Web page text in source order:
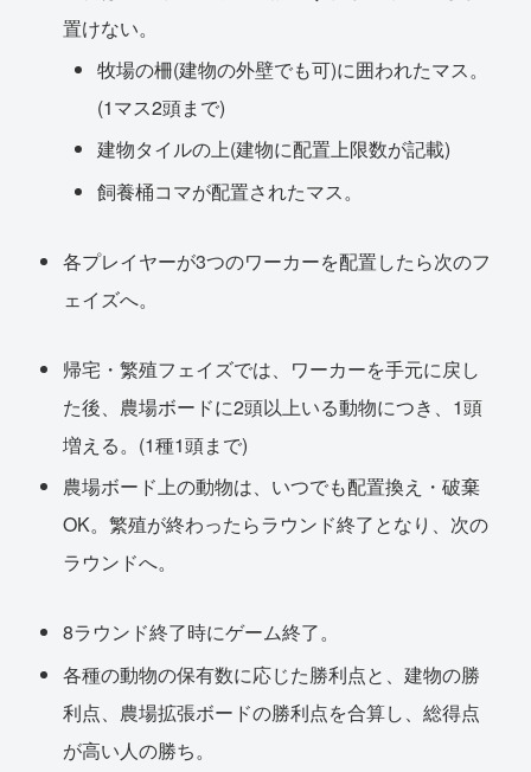
置けない。
牧場の柵(建物の外壁でも可)に囲われたマス。
(1マス2頭まで)
建物タイルの上(建物に配置上限数が記載)
飼養桶コマが配置されたマス。
各プレイヤーが3つのワーカーを配置したら次のフ
ェイズへ。
帰宅・繁殖フェイズでは、ワーカーを手元に戻し
た後、農場ボードに2頭以上いる動物につき、1頭
増える。(1種1頭まで)
農場ボード上の動物は、いつでも配置換え・破棄
OK。繁殖が終わったらラウンド終了となり、次の
ラウンドへ。
8ラウンド終了時にゲーム終了。
各種の動物の保有数に応じた勝利点と、建物の勝
利点、農場拡張ボードの勝利点を合算し、総得点
が高い人の勝ち。